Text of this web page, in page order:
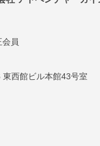
会員
西館ビル本館43号室